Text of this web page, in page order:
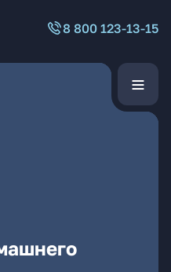
8 800 123-13-15